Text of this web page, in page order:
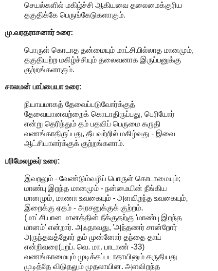
செயல்களில் மகிழ்ச்சி ஆகியவை தலைமைக்குரிய
தகுதிக்கே பெருங்கேடுகளாகும்.
மு.வரதராசனார்உரை:
பொருள் கொடாத தன்மையும் மாட்சியில்லாத மானமும்,
தகுதியற்ற மகிழ்ச்சியும் தலைவனாக இருப்பனுக்கு
குற்றங்களாகும்.
சாலமன் பாப்பையா உரை:
நியாயமாகத் தேவைப்படுவோர்க்குத்
தேவையானவற்றைக் கொடாதிருப்பது, பெரியோர்
என்று தெரிந்தும் தம் பதவிப் பெருமை கருதி
வணங்காதிருப்பது, தீயவற்றில் மகிழ்வது - இவை
ஆட்சியாளர்க்குக் குற்றங்களாம்.
பரிமேலழகர் உரை:
இவறலும் - வேண்டும்வழிப் பொருள் கொடாமையும்;
மாண்பு இறந்த மானமும் - நன்மையின் நீங்கிய
மானமும், மாணா உவகையும் - அளவிறந்த உவகையும்,
இறைக்கு ஏதம் - அரசனுக்குக் குற்றம்.
(மாட்சியான மானத்தின் நீக்குதற்கு 'மாண்பு இறந்த
மானம்' என்றார். அஃதாவது, 'அந்தணர் சான்றோர்
அருந்தவத்தோர் தம் முன்னோர் தந்தை தாய்
என்றிவரை(புறப். வெ. மா. பாடாண் -33)
வணங்காமையும் முடிக்கப்படாதாயினும் கருதியது
முடித்தே விடுதலும் முதலாயின. அளவிறந்த